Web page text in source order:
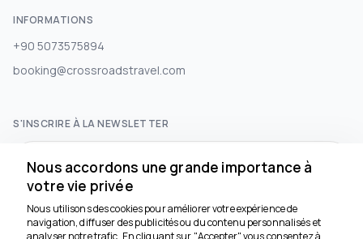
INFORMATIONS
+90 5073575894
booking@crossroadstravel.com
S'INSCRIRE À LA NEWSLETTER
S'abonner
RÉSEAUX SOCIAUX
Nous accordons une grande importance à
votre vie privée
Nous utilisons des cookies pour améliorer votre expérience de
navigation, diffuser des publicités ou du contenu personnalisés et
analyser notre trafic. En cliquant sur "Accepter", vous consentez à